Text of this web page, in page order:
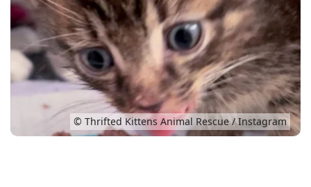
© Thrifted Kittens Animal Rescue / Instagram